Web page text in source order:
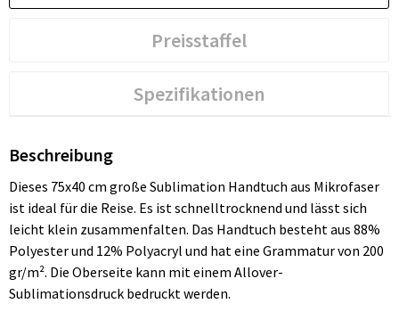
Preisstaffel
Spezifikationen
Beschreibung
Dieses 75x40 cm große Sublimation Handtuch aus Mikrofaser
ist ideal für die Reise. Es ist schnelltrocknend und lässt sich
leicht klein zusammenfalten. Das Handtuch besteht aus 88%
Polyester und 12% Polyacryl und hat eine Grammatur von 200
gr/m². Die Oberseite kann mit einem Allover-
Sublimationsdruck bedruckt werden.